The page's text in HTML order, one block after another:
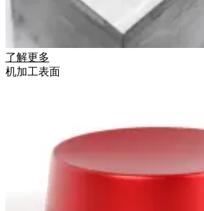
了解更多
机加工表面